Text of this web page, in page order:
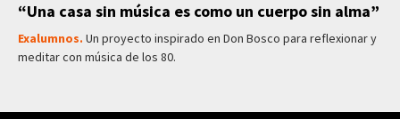
“Una casa sin música es como un cuerpo sin alma”
Exalumnos. Un proyecto inspirado en Don Bosco para reflexionar y
meditar con música de los 80.